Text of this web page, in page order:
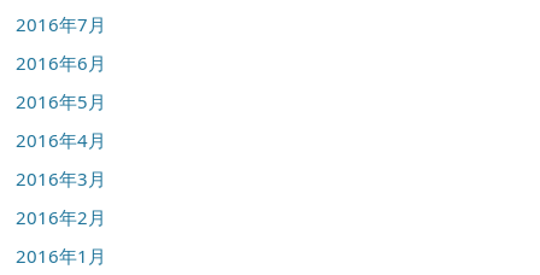
2016年7月
2016年6月
2016年5月
2016年4月
2016年3月
2016年2月
2016年1月